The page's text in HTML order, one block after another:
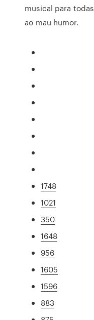
musical para
ao mau humor.
1748
1021
350
1648
956
1605
1596
883